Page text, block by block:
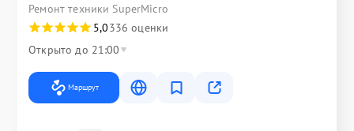
Ремонт техники SuperMicro
5,0336 оценки
Открыто до 21:00
Маршрут